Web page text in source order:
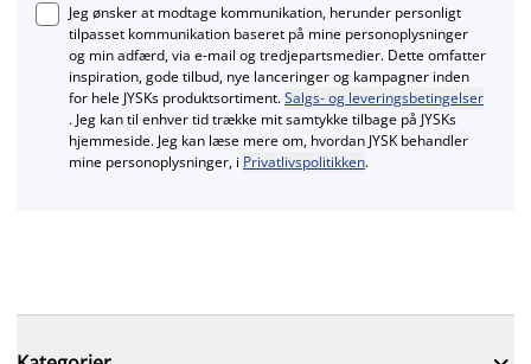
Jeg ønsker at modtage kommunikation, herunder personligt
tilpasset kommunikation baseret på mine personoplysninger
og min adfærd, via e‑mail og tredjepartsmedier. Dette omfatter
inspiration, gode tilbud, nye lanceringer og kampagner inden
for hele JYSKs produktsortiment.Salgs- og leveringsbetingelser
. Jeg kan til enhver tid trække mit samtykke tilbage på JYSKs
hjemmeside. Jeg kan læse mere om, hvordan JYSK behandler
mine personoplysninger, i Privatlivspolitikken.